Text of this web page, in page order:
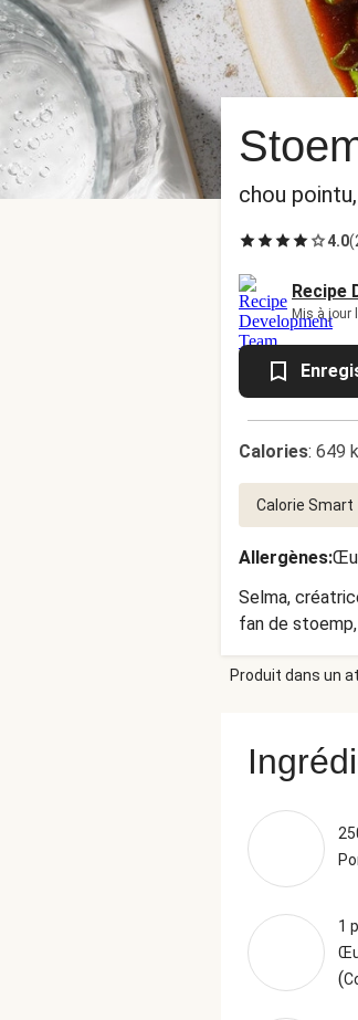
chou
4.0(
Recipe
Mis à jour
Calories: 649
Calorie Smart
Allergènes:
Selma,
fan de stoemp,
Produit dans un
1
(